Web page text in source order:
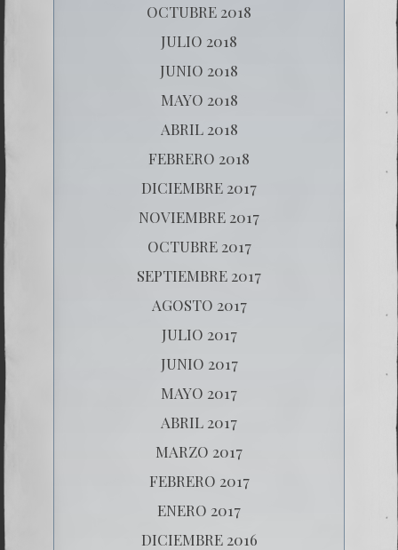
OCTUBRE 2018
JULIO 2018
JUNIO 2018
MAYO 2018
ABRIL 2018
FEBRERO 2018
DICIEMBRE 2017
NOVIEMBRE 2017
OCTUBRE 2017
SEPTIEMBRE 2017
AGOSTO 2017
JULIO 2017
JUNIO 2017
MAYO 2017
ABRIL 2017
MARZO 2017
FEBRERO 2017
ENERO 2017
DICIEMBRE 2016